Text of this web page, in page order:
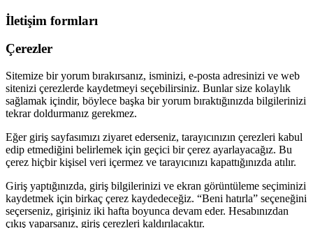
İletişim formları
Çerezler
Sitemize bir yorum bırakırsanız, isminizi, e-posta adresinizi ve web
sitenizi çerezlerde kaydetmeyi seçebilirsiniz. Bunlar size kolaylık
sağlamak içindir, böylece başka bir yorum bıraktığınızda bilgilerinizi
tekrar doldurmanız gerekmez.
Eğer giriş sayfasımızı ziyaret ederseniz, tarayıcınızın çerezleri kabul
edip etmediğini belirlemek için geçici bir çerez ayarlayacağız. Bu
çerez hiçbir kişisel veri içermez ve tarayıcınızı kapattığınızda atılır.
Giriş yaptığınızda, giriş bilgilerinizi ve ekran görüntüleme seçiminizi
kaydetmek için birkaç çerez kaydedeceğiz. “Beni hatırla” seçeneğini
seçerseniz, girişiniz iki hafta boyunca devam eder. Hesabınızdan
çıkış yaparsanız, giriş çerezleri kaldırılacaktır.